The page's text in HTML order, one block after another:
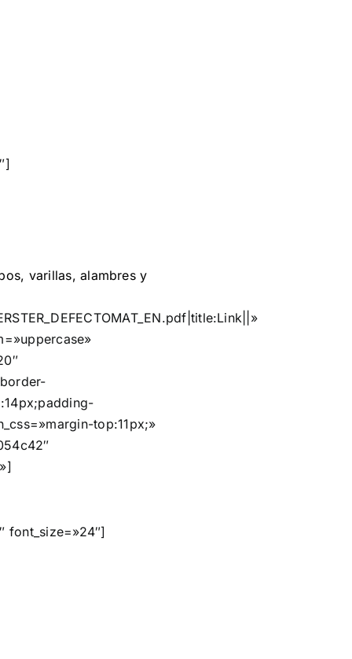
varillas, alambres y
top:11px;»
font_size=»24″]